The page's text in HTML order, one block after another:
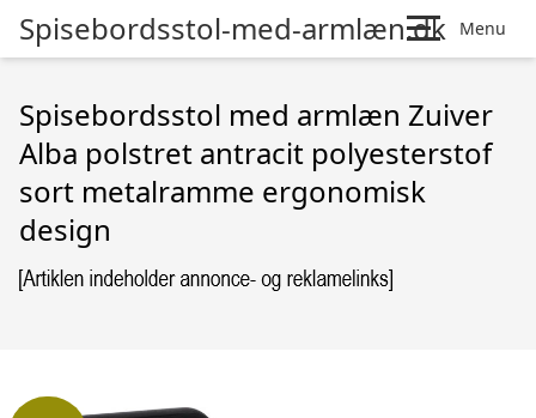
Spisebordsstol-med-armlæn.dk Menu
Spisebordsstol med armlæn Zuiver
Alba polstret antracit polyesterstof
sort metalramme ergonomisk
design